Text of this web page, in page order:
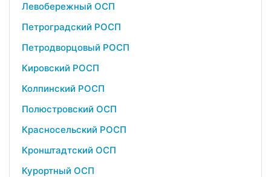
Левобережный ОСП
Петроградский РОСП
Петродворцовый РОСП
Кировский РОСП
Колпинский РОСП
Полюстровский ОСП
Красносельский РОСП
Кронштадтский ОСП
Курортный ОСП